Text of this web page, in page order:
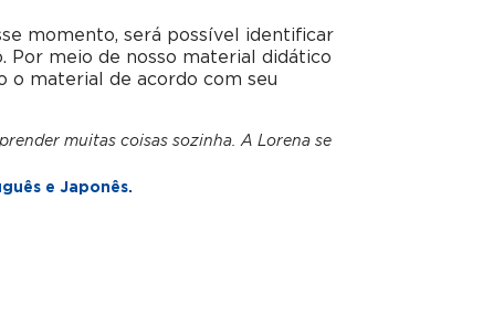
momento, será possível identificar
Por meio de nosso material didático
o material de acordo com seu
muitas coisas sozinha. A Lorena se
e Japonês.